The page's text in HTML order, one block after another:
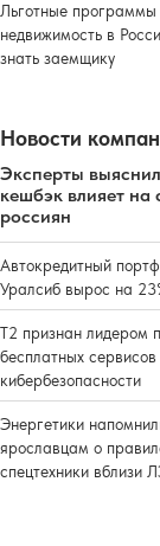
Льготные программы
недвижимость в
знать заемщику
Новости
Эксперты
кешбэк влияет на
россиян
Автокредитный
Уралсиб вырос на
Т2 признан лидером
бесплатных сервисов
кибербезопасности
Энергетики
ярославцам о
спецтехники вблизи